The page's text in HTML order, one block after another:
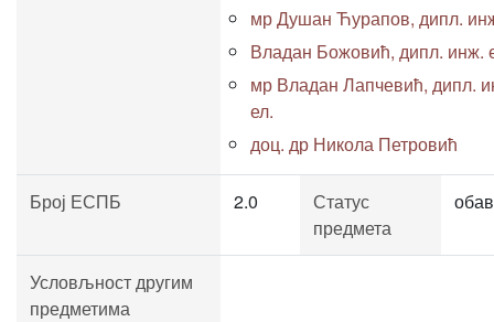
мр Душан Ћурапов, дипл.
Владан Божовић, дипл. инж.
мр Владан Лапчевић, дипл.
ел.
доц. др Никола Петровић
Број ЕСПБ 2.0
Статус
предмета
Условљност другим
предметима